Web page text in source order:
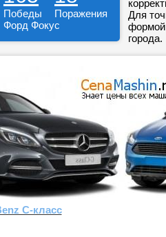
Победы
Поражения
Форд Фокус
Для
формой
города.
C-класс